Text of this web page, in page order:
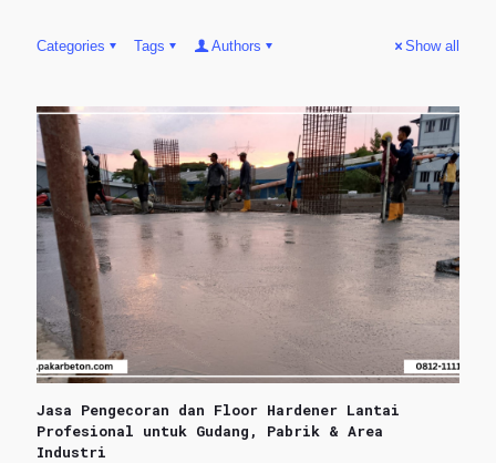
Categories Tags Authors Show all
Jasa Pengecoran dan Floor Hardener Lantai
Profesional untuk Gudang, Pabrik & Area
Industri